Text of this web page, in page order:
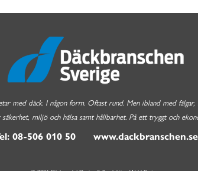
med däck. I någon form. Oftast rund. Men ibland med
säkerhet, miljö och hälsa samt hållbarhet. På ett tryggt och
08-506 010 50 www.dackbranschen.se